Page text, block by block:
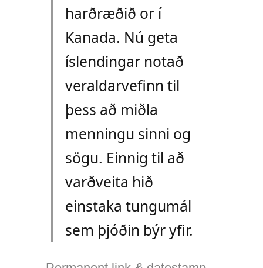
harðræðið or í
Kanada. Nú geta
íslendingar notað
veraldarvefinn til
þess að miðla
menningu sinni og
sögu. Einnig til að
varðveita hið
einstaka tungumál
sem þjóðin býr yfir.